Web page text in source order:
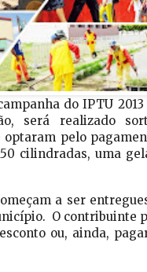
do IPTU
será realizado
pelo
cilindradas, uma
a ser
O contribuinte
ou, ainda,